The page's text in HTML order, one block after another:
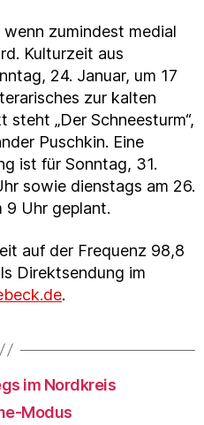
zumindest medial
Kulturzeit aus
24. Januar, um 17
zur kalten
„Der Schneesturm“,
Puschkin. Eine
ist für Sonntag, 31.
sowie dienstags am 26.
9 Uhr geplant.
auf der Frequenz 98,8
Direktsendung im
.
im Nordkreis
Modus